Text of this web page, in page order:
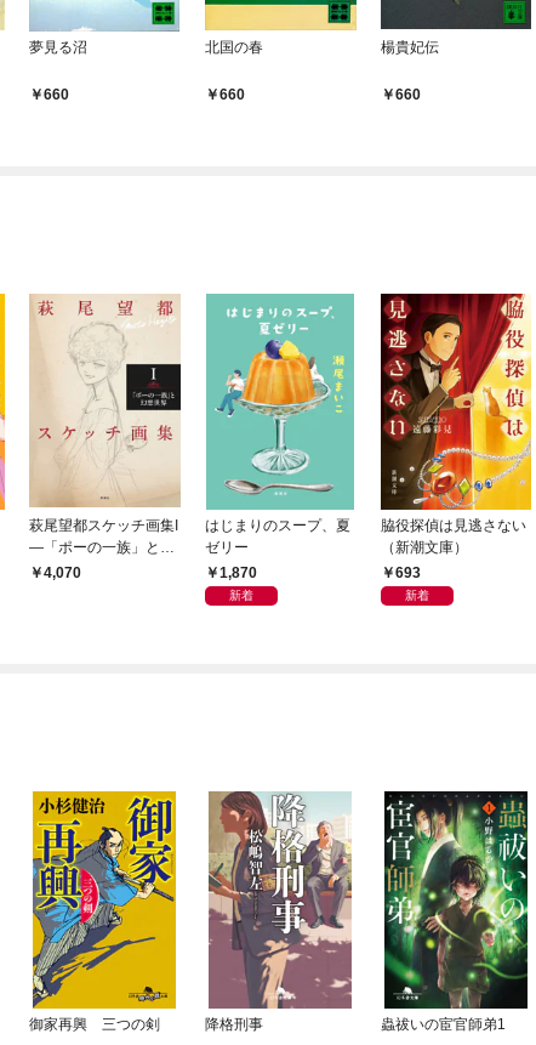
夢見る沼
660
北国の春
660
楊貴妃伝
660
萩尾望都スケッチ画集I
—「ポーの一族」と幻
想世界—
4,070
はじまりのスープ、夏
ゼリー
1,870
新着
脇役探偵は見逃さない
（新潮文庫）
693
新着
御家再興 三つの剣 降格刑事 蟲祓いの宦官師弟1